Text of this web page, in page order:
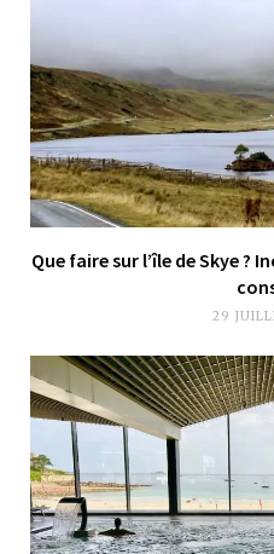
Que faire sur l’île de Skye
29